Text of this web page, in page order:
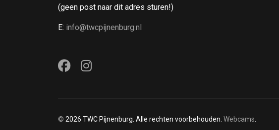
(geen post naar dit adres sturen!)
E: info@twcpijnenburg.nl
© 2026 TWC Pijnenburg. Alle rechten voorbehouden. Webcams